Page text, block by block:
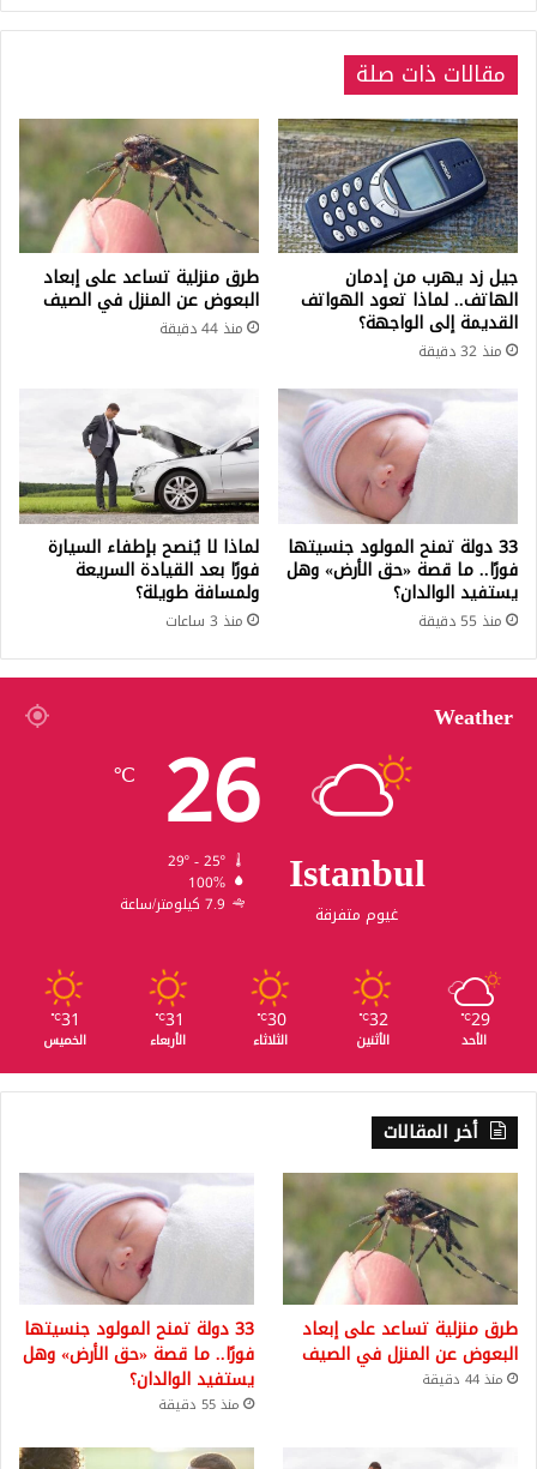
مقالات ذات صلة
جيل زد يهرب من إدمان
الهاتف.. لماذا تعود الهواتف
القديمة إلى الواجهة؟
منذ 32 دقيقة
طرق منزلية تساعد على إبعاد
البعوض عن المنزل في الصيف
منذ 44 دقيقة
33 دولة تمنح المولود جنسيتها
فورًا.. ما قصة «حق الأرض» وهل
يستفيد الوالدان؟
منذ 55 دقيقة
لماذا لا يُنصح بإطفاء السيارة
فورًا بعد القيادة السريعة
ولمسافة طويلة؟
منذ 3 ساعات
Weather
Istanbul
غيوم متفرقة
26
℃
29º - 25º
100%
7.9 كيلومتر/ساعة
29
℃
الأحد
32
℃
الأثنين
30
℃
الثلاثاء
31
℃
الأربعاء
31
℃
الخميس
أخر المقالات
طرق منزلية تساعد على إبعاد
البعوض عن المنزل في الصيف
منذ 44 دقيقة
33 دولة تمنح المولود جنسيتها
فورًا.. ما قصة «حق الأرض» وهل
يستفيد الوالدان؟
منذ 55 دقيقة